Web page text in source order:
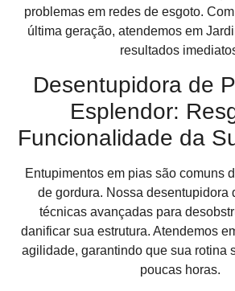
problemas em redes de esgoto.
última geração, atendemos em
resultados
Desentupidora de
Esplendor:
Funcionalidade da
Entupimentos em pias são comuns
de gordura. Nossa desentupidora
técnicas avançadas para
danificar sua estrutura. Atendemos
agilidade, garantindo que sua rotina
poucas horas.